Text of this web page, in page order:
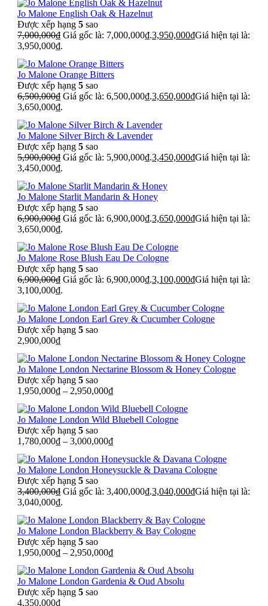
Jo Malone English Oak & Hazelnut
Được xếp hạng 5 sao
7,000,000₫ Giá gốc là: 7,000,000₫.3,950,000₫Giá hiện tại là:
3,950,000₫.
Jo Malone Orange Bitters
Được xếp hạng 5 sao
6,500,000₫ Giá gốc là: 6,500,000₫.3,650,000₫Giá hiện tại là:
3,650,000₫.
Jo Malone Silver Birch & Lavender
Được xếp hạng 5 sao
5,900,000₫ Giá gốc là: 5,900,000₫.3,450,000₫Giá hiện tại là:
3,450,000₫.
Jo Malone Starlit Mandarin & Honey
Được xếp hạng 5 sao
6,900,000₫ Giá gốc là: 6,900,000₫.3,650,000₫Giá hiện tại là:
3,650,000₫.
Jo Malone Rose Blush Eau De Cologne
Được xếp hạng 5 sao
6,900,000₫ Giá gốc là: 6,900,000₫.3,100,000₫Giá hiện tại là:
3,100,000₫.
Jo Malone London Earl Grey & Cucumber Cologne
Được xếp hạng 5 sao
2,900,000₫
Jo Malone London Nectarine Blossom & Honey Cologne
Được xếp hạng 5 sao
1,950,000₫ – 2,950,000₫
Jo Malone London Wild Bluebell Cologne
Được xếp hạng 5 sao
1,780,000₫ – 3,000,000₫
Jo Malone London Honeysuckle & Davana Cologne
Được xếp hạng 5 sao
3,400,000₫ Giá gốc là: 3,400,000₫.3,040,000₫Giá hiện tại là:
3,040,000₫.
Jo Malone London Blackberry & Bay Cologne
Được xếp hạng 5 sao
1,950,000₫ – 2,950,000₫
Jo Malone London Gardenia & Oud Absolu
Được xếp hạng 5 sao
4,350,000₫